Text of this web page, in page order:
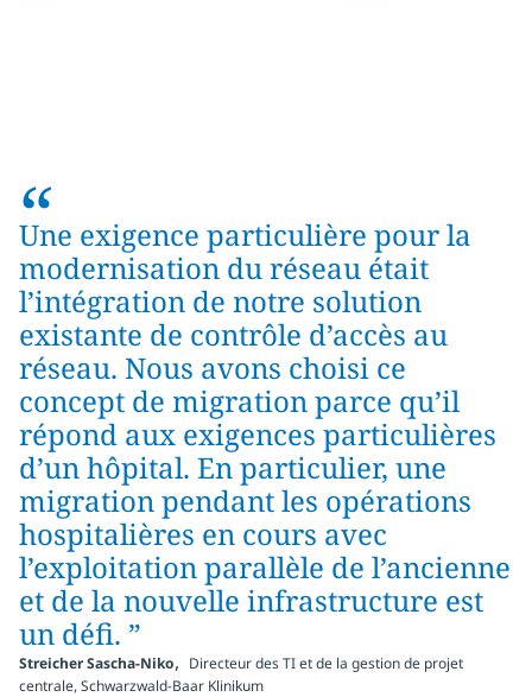
“
Une exigence particulière pour la
modernisation du réseau était
l’intégration de notre solution
existante de contrôle d’accès au
réseau. Nous avons choisi ce
concept de migration parce qu’il
répond aux exigences particulières
d’un hôpital. En particulier, une
migration pendant les opérations
hospitalières en cours avec
l’exploitation parallèle de l’ancienne
et de la nouvelle infrastructure est
un défi. ”
Streicher Sascha-Niko, Directeur des TI et de la gestion de projet
centrale, Schwarzwald-Baar Klinikum